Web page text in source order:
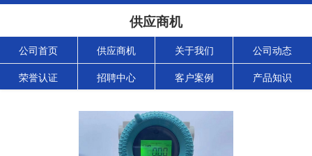
供应商机
公司首页 供应商机 关于我们 公司动态
荣誉认证 招聘中心 客户案例 产品知识